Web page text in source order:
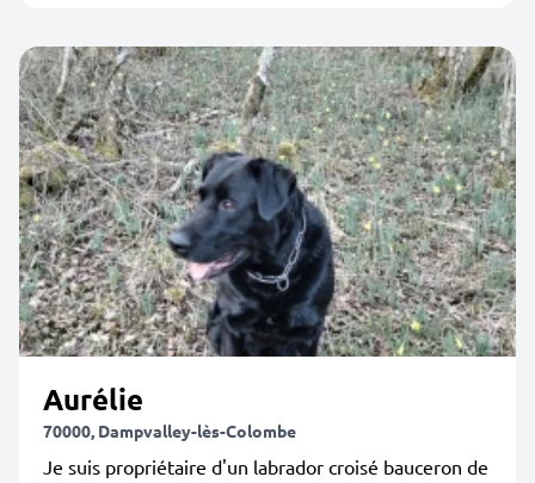
Aurélie
70000, Dampvalley-lès-Colombe
Je suis propriétaire d'un labrador croisé bauceron de